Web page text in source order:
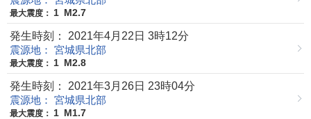
最大震度： 1 M2.7
発生時刻： 2021年4月22日 3時12分
震源地： 宮城県北部
最大震度： 1 M2.8
発生時刻： 2021年3月26日 23時04分
震源地： 宮城県北部
最大震度： 1 M1.7